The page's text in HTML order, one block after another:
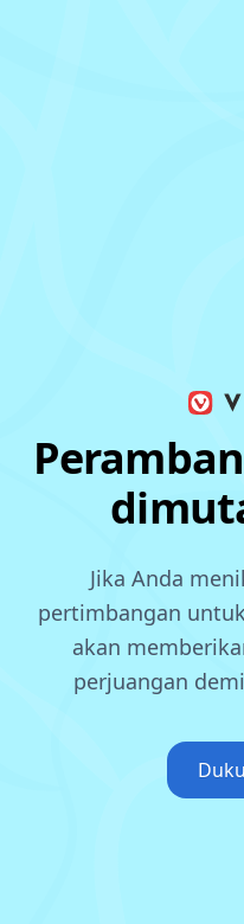
Jika Anda
pertimbangan
akan
perjuangan